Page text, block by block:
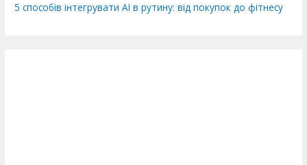
5 способів інтегрувати AI в рутину: від покупок до фітнесу